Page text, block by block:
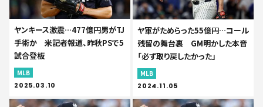
ヤンキース激震…477億円男がTJ
手術か 米記者報道、昨秋PSで5
試合登板
MLB
2025.03.10
ヤ軍がためらった55億円…コール
残留の舞台裏 GM明かした本音
「必ず取り戻したかった」
MLB
2024.11.05